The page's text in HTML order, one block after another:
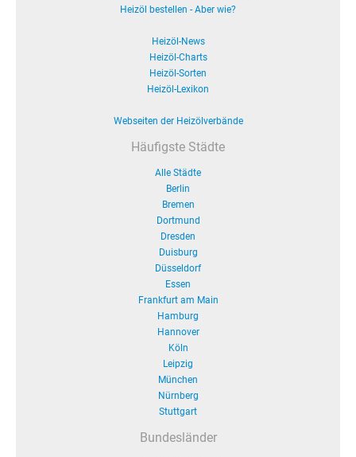
Heizöl bestellen - Aber wie?
Heizöl-News
Heizöl-Charts
Heizöl-Sorten
Heizöl-Lexikon
Webseiten der Heizölverbände
Häufigste Städte
Alle Städte
Berlin
Bremen
Dortmund
Dresden
Duisburg
Düsseldorf
Essen
Frankfurt am Main
Hamburg
Hannover
Köln
Leipzig
München
Nürnberg
Stuttgart
Bundesländer